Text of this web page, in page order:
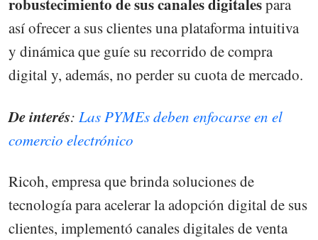
robustecimiento de sus canales digitalespara
así ofrecer a sus clientes una plataforma intuitiva
y dinámica que guíe su recorrido de compra
digital y, además, no perder su cuota de mercado.
De interés: Las PYMEs deben enfocarse en el
comercio electrónico
Ricoh, empresa que brinda soluciones de
tecnología para acelerar la adopción digital de sus
clientes, implementó canales digitales de venta